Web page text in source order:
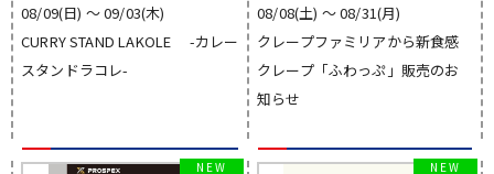
08/09(日) 〜 09/03(木)
CURRY STAND LAKOLE -カレー
スタンドラコレ-
08/08(土) 〜 08/31(月)
クレープファミリアから新食感
クレープ「ふわっぷ」販売のお
知らせ